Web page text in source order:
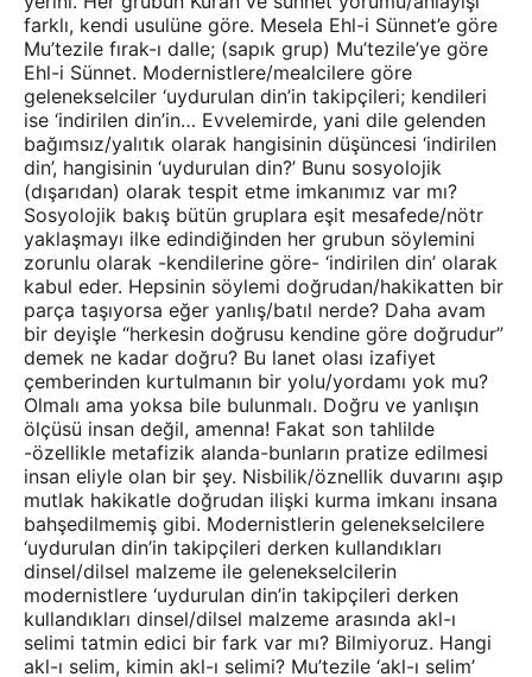
farklı, kendi usulüne göre. Mesela Ehl-i Sünnet’e göre
Mu’tezile fırak-ı dalle; (sapık grup) Mu’tezile’ye göre
Ehl-i Sünnet. Modernistlere/mealcilere göre
gelenekselciler ‘uydurulan din’in takipçileri; kendileri
ise ‘indirilen din’in… Evvelemirde, yani dile gelenden
bağımsız/yalıtık olarak hangisinin düşüncesi ‘indirilen
din’, hangisinin ‘uydurulan din?’ Bunu sosyolojik
(dışarıdan) olarak tespit etme imkanımız var mı?
Sosyolojik bakış bütün gruplara eşit mesafede/nötr
yaklaşmayı ilke edindiğinden her grubun söylemini
zorunlu olarak -kendilerine göre- ‘indirilen din’ olarak
kabul eder. Hepsinin söylemi doğrudan/hakikatten bir
parça taşıyorsa eğer yanlış/batıl nerde? Daha avam
bir deyişle “herkesin doğrusu kendine göre doğrudur”
demek ne kadar doğru? Bu lanet olası izafiyet
çemberinden kurtulmanın bir yolu/yordamı yok mu?
Olmalı ama yoksa bile bulunmalı. Doğru ve yanlışın
ölçüsü insan değil, amenna! Fakat son tahlilde
-özellikle metafizik alanda-bunların pratize edilmesi
insan eliyle olan bir şey. Nisbilik/öznellik duvarını aşıp
mutlak hakikatle doğrudan ilişki kurma imkanı insana
bahşedilmemiş gibi. Modernistlerin gelenekselcilere
‘uydurulan din’in takipçileri derken kullandıkları
dinsel/dilsel malzeme ile gelenekselcilerin
modernistlere ‘uydurulan din’in takipçileri derken
kullandıkları dinsel/dilsel malzeme arasında akl-ı
selimi tatmin edici bir fark var mı? Bilmiyoruz. Hangi
akl-ı selim, kimin akl-ı selimi? Mu’tezile ‘akl-ı selim’